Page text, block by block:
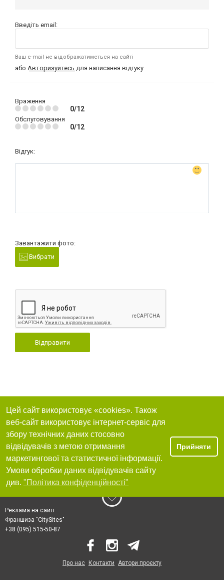
Введіть email:
Ваш e-mail не відображатиметься на сайті
або Авторизуйтесь для написання відгуку
Враження
0/12
Обслуговування
0/12
Відгук:
Завантажити фото:
Вибрати
Відправити
Цей сайт використовує «cookies». Також
веб-сайт використовує інтернет-сервіс для
збору технічних даних стосовно
відвідувачів з метою отримання
маркетингової та статистичної інформації.
Умови обробки даних відвідувачів сайту
див. "Політика конфіденційності"
Прийняти
Реклама на сайті
Франшиза "CitySites"
+38 (095) 515-50-87
Про нас Контакти Автори проєкту